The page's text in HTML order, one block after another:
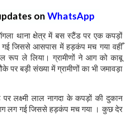
on WhatsApp
थाना क्षेत्र में बस स्टैंड पर एक कपड़ों
जिससे आसपास में हड़कंप मच गया वहीँ
रूप ले लिया। ग्रामीणों ने आग को काबू
पर बड़ी संख्या में ग्रामीणों का भी जमावड़ा
लक्ष्मी लाल नागदा के कपड़ों की दुकान
लग गई जिससे हड़कंप मच गया । कुछ देर